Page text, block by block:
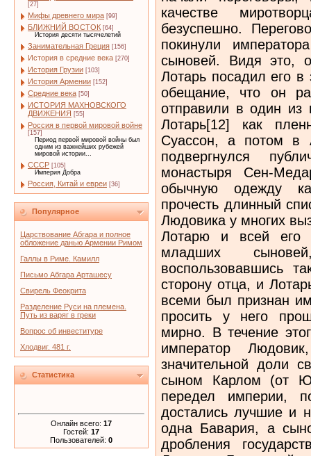
[27]
Мифы древнего мира [99]
БЛИЖНИЙ ВОСТОК [64]
История десяти тысячелетий
Занимательная Греция [156]
История в средние века [270]
История Грузии [103]
История Армении [152]
Средние века [50]
ИСТОРИЯ МАХНОВСКОГО
ДВИЖЕНИЯ [55]
Россия в первой мировой войне
[157]
Период первой мировой войны был
одним из важнейших рубежей
мировой истории...
СССР [105]
Империя Добра
Россия, Китай и евреи [36]
Популярное
Царствование Абгара и полное
обложение данью Армении Римом
Галлы в Риме. Камилл
Письмо Абгара Арташесу
Свирель Феокрита
Разделение Руси на племена.
Путь из варяг в греки
Вопрос об инвеституре
Хлодвиг. 481 г.
Статистика
Онлайн всего: 17
Гостей: 17
Пользователей: 0
качестве
безуспешно.
покинули
сыновей. Видя это,
Лотарь посадил его
обещание, что он
отправили в один из
Лотарь[12] как
Суассон, а потом в
подвергнулся
монастыря Сен-
обычную одежду
прочесть длинный
Людовика у многих
Лотарю и всей его
младших
воспользовавшись
сторону отца, и
всеми был признан
просить у него
мирно. В течение
император
значительной доли
сыном Карлом (от
передел империи,
достались лучшие и
одна Бавария, а
дробления